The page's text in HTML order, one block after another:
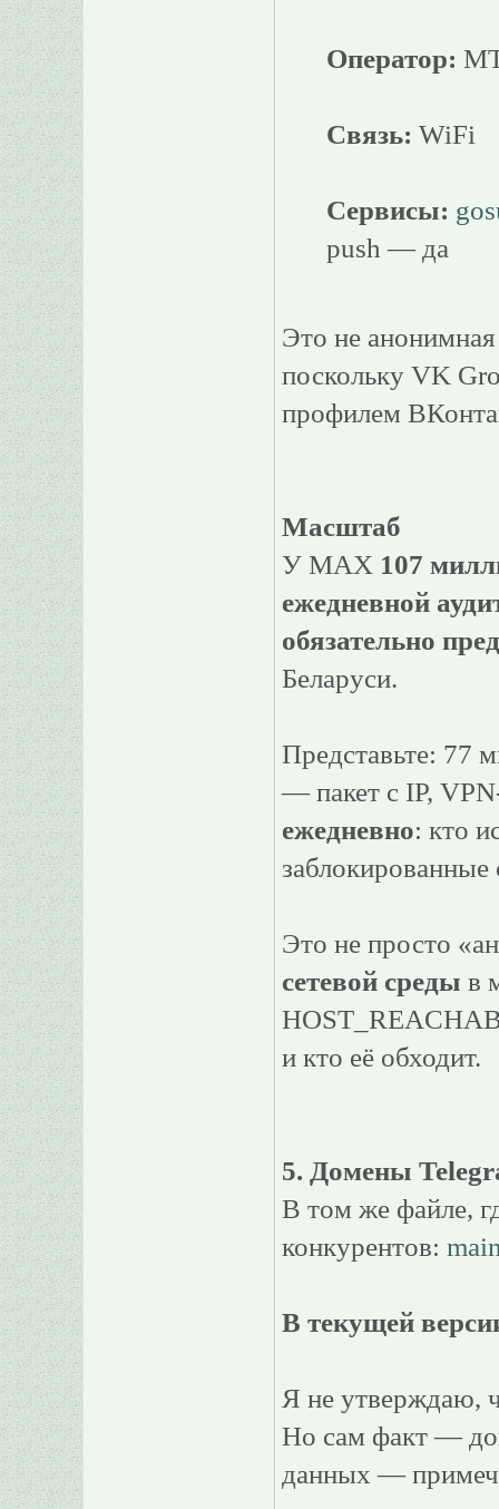
Оператор:
Связь: WiFi
Сервисы:
push — да
Это не
поскольку VK
профилем
Масштаб
У MAX 107
ежедневной
обязательно
Беларуси.
Представьте: 77
— пакет с IP,
ежедневно: кто
Это не просто
сетевой среды в
и кто её обходит.
5. Домены
В том же файле,
конкурентов:
В текущей
Я не утверждаю,
Но сам факт —
данных —